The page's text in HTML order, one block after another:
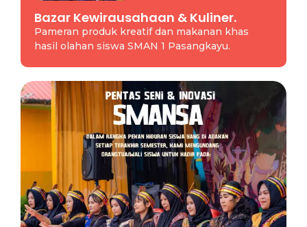
Bazar Kewirausahaan & Kuliner.
Pameran produk kreatif dan makanan khas
hasil olahan siswa SMAN 1 Pasangkayu.